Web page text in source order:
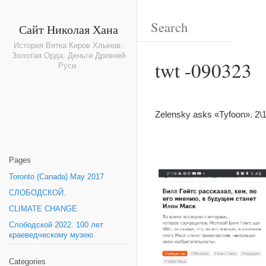
Сайт Николая Хана
История Вятка Киров Хлынов.
Золотая Орда. Деньги Древней
Руси.
Pages
Toronto (Canada) May 2017
СЛОБОДСКОЙ.
CLIMATE CHANGE
Слободской 2022. 100 лет
краеведческому музею.
Categories
twt -090323
Zelensky asks «Tyfoon».